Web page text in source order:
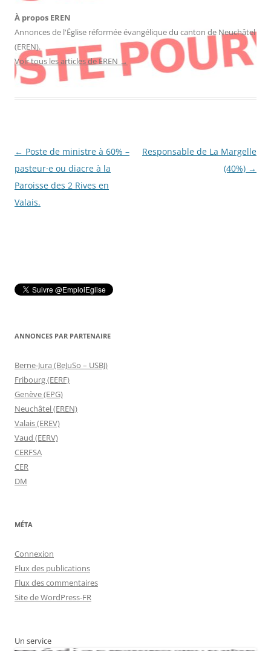
À propos EREN
Annonces de l'Église réformée évangélique du canton de Neuchâtel
(EREN).
Voir tous les articles de EREN →
Navigation
des
articles
← Poste de ministre à 60% –
pasteur·e ou diacre à la
Paroisse des 2 Rives en
Valais.
Responsable de La Margelle
(40%) →
ANNONCES PAR PARTENAIRE
Berne-Jura (BeJuSo – USBJ)
Fribourg (EERF)
Genève (EPG)
Neuchâtel (EREN)
Valais (EREV)
Vaud (EERV)
CERFSA
CER
DM
MÉTA
Connexion
Flux des publications
Flux des commentaires
Site de WordPress-FR
Un service